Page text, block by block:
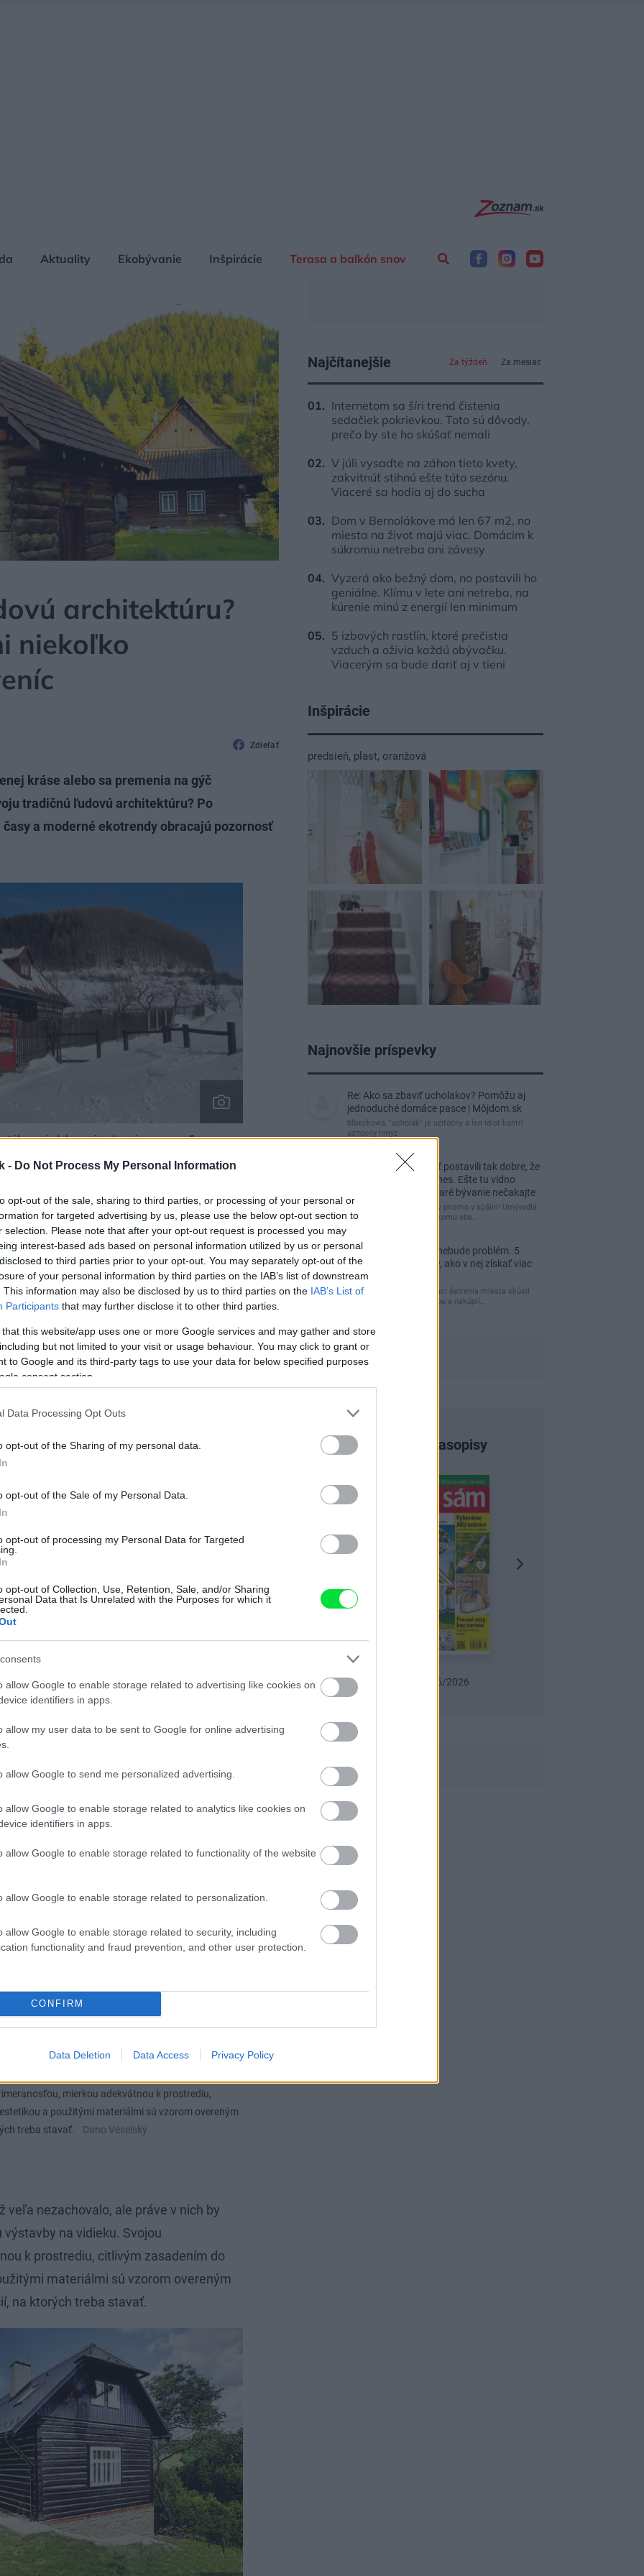
- Do Not Process My Personal Information
opt-out of the sale, sharing to third parties, or processing of your personal or
for targeted advertising by us, please use the below opt-out section to
selection. Please note that after your opt-out request is processed you may
interest-based ads based on personal information utilized by us or personal
to third parties prior to your opt-out. You may separately opt-out of the
of your personal information by third parties on the IAB’s list of downstream
This information may also be disclosed by us to third parties on the IAB’s List of
Participants that may further disclose it to other third parties.
that this website/app uses one or more Google services and may gather and store
but not limited to your visit or usage behaviour. You may click to grant or
to Google and its third-party tags to use your data for below specified purposes
consent section.
Data Processing Opt Outs
opt-out of the Sharing of my personal data.
opt-out of the Sale of my Personal Data.
opt-out of processing my Personal Data for Targeted
opt-out of Collection, Use, Retention, Sale, and/or Sharing
Data that Is Unrelated with the Purposes for which it
allow Google to enable storage related to advertising like cookies on
identifiers in apps.
allow my user data to be sent to Google for online advertising
allow Google to send me personalized advertising.
allow Google to enable storage related to analytics like cookies on
identifiers in apps.
allow Google to enable storage related to functionality of the website
allow Google to enable storage related to personalization.
allow Google to enable storage related to security, including
functionality and fraud prevention, and other user protection.
CONFIRM
Data Deletion Data Access Privacy Policy
Aktuality Ekobývanie Inšpirácie Terasa a balkón snov
architektúru?
niekoľko
Zdieľať
kráse alebo sa premenia na gýč
tradičnú ľudovú architektúru? Po
a moderné ekotrendy obracajú pozornosť
výzdobou, pôvodne vápennou maľbou na
drevenice sú dôkazom filigránskosti a technickej
nechýbalo estetické cítenie.
ornamentálnou výzdobou, pôvodne
s motívmi tunajšej výšivky. Tieto
a technickej vyspelosti slovenských
estetické cítenie.
vyrobiť sklo s väčšími rozmermi, takže okná sú
aj vedomosti a praktické skúsenosti o úniku tepla,
častiach Slovenska.
regnUM
nevedeli vyrobiť sklo s väčšími
malé časti. Na ich veľkosť vplývali aj
úniku tepla, a preto boli čo najmenšie,
ale práve v nich by sme mali hľadať vzor
mierkou adekvátnou k prostrediu,
a použitými materiálmi sú vzorom overeným
treba stavať.
Dano Veselský
veľa nezachovalo, ale práve v nich by
na vidieku. Svojou
k prostrediu, citlivým zasadením do
materiálmi sú vzorom overeným
na ktorých treba stavať.
Najčítanejšie Za týždeň Za mesiac
Internetom sa šíri trend čistenia
sedačiek pokrievkou. Toto sú dôvody,
prečo by ste ho skúšať nemali
V júli vysaďte na záhon tieto kvety,
zakvitnúť stihnú ešte túto sezónu.
Viaceré sa hodia aj do sucha
Dom v Bernolákove má len 67 m2, no
miesta na život majú viac. Domácim k
súkromiu netreba ani závesy
Vyzerá ako bežný dom, no postavili ho
geniálne. Klímu v lete ani netreba, na
kúrenie minú z energií len minimum
5 izbových rastlín, ktoré prečistia
vzduch a oživia každú obývačku.
Viacerým sa bude dariť aj v tieni
Inšpirácie
predsieň, plast, oranžová
Najnovšie príspevky
Re: Ako sa zbaviť ucholakov? Pomôžu aj
jednoduché domáce pasce | Môjdom.sk
blbeckovia, "ucholak" je uzitocny a len idiot kantri
uzitocny hmyz
Re: Vidiecku usadlosť postavili tak dobre, že
domáceho chráni i dnes. Ešte tu vidno
kamenné múry, no staré bývanie nečakajte
čakám kedy budú wc misy priamo v spálni! Umývadlá
už sú štandardom! Tu niekomu ebe…
Re: Tesná spálňa už nebude problém. 5
praktických nápadov, ako v nej získať viac
úložného miesta
Ja som pred časom v rámci šetrenia miesta skúsil
využiť priestor pod posteľou a nakúpil…
Najnovšie časopisy
Môj dom 06/2026 Urob si sám 6/2026